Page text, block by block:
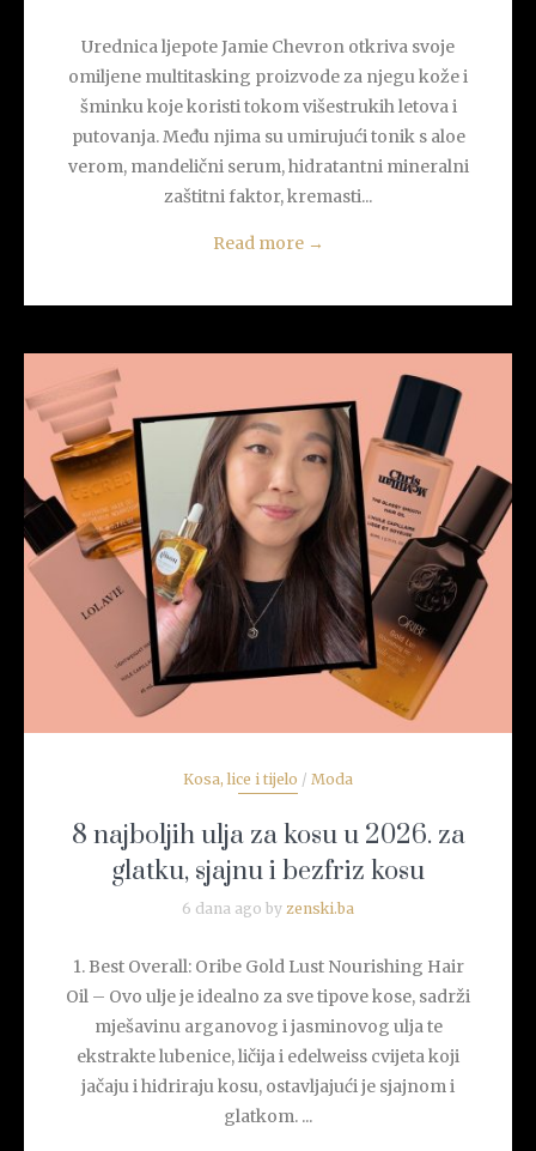
Urednica ljepote Jamie Chevron otkriva svoje
omiljene multitasking proizvode za njegu kože i
šminku koje koristi tokom višestrukih letova i
putovanja. Među njima su umirujući tonik s aloe
verom, mandelični serum, hidratantni mineralni
zaštitni faktor, kremasti...
Read more →
READ MORE
Kosa, lice i tijelo / Moda
8 najboljih ulja za kosu u 2026. za
glatku, sjajnu i bezfriz kosu
6 dana ago by zenski.ba
1. Best Overall: Oribe Gold Lust Nourishing Hair
Oil – Ovo ulje je idealno za sve tipove kose, sadrži
mješavinu arganovog i jasminovog ulja te
ekstrakte lubenice, ličija i edelweiss cvijeta koji
jačaju i hidriraju kosu, ostavljajući je sjajnom i
glatkom. ...